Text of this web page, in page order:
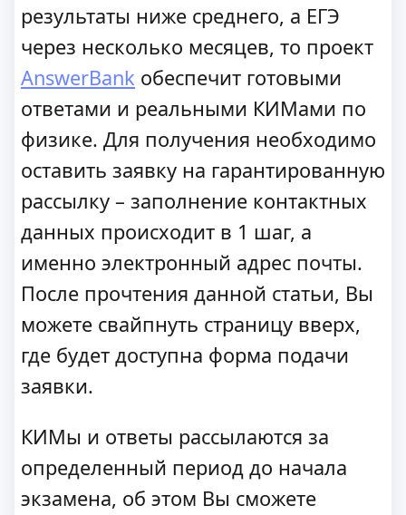
результаты ниже среднего, а ЕГЭ
через несколько месяцев, то проект
AnswerBank обеспечит готовыми
ответами и реальными КИМами по
физике. Для получения необходимо
оставить заявку на гарантированную
рассылку – заполнение контактных
данных происходит в 1 шаг, а
именно электронный адрес почты.
После прочтения данной статьи, Вы
можете свайпнуть страницу вверх,
где будет доступна форма подачи
заявки.
КИМы и ответы рассылаются за
определенный период до начала
экзамена, об этом Вы сможете